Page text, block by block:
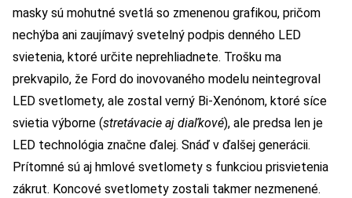
masky sú mohutné svetlá so zmenenou grafikou, pričom
nechýba ani zaujímavý svetelný podpis denného LED
svietenia, ktoré určite neprehliadnete. Trošku ma
prekvapilo, že Ford do inovovaného modelu neintegroval
LED svetlomety, ale zostal verný Bi-Xenónom, ktoré síce
svietia výborne (stretávacie aj diaľkové), ale predsa len je
LED technológia značne ďalej. Snáď v ďalšej generácii.
Prítomné sú aj hmlové svetlomety s funkciou prisvietenia
zákrut. Koncové svetlomety zostali takmer nezmenené.